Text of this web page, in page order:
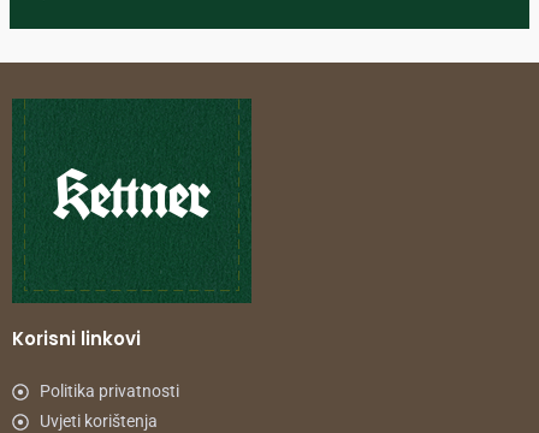
Korisni linkovi
Politika privatnosti
Uvjeti korištenja